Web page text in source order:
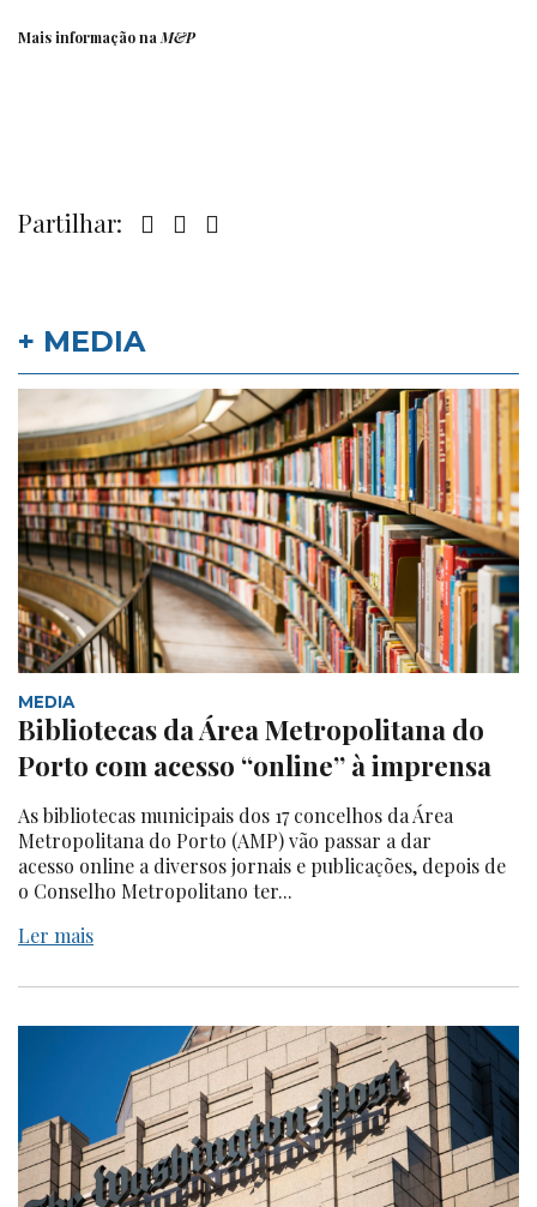
Mais informação na M&P
Partilhar:
+ MEDIA
MEDIA
Bibliotecas da Área Metropolitana do
Porto com acesso “online” à imprensa
As bibliotecas municipais dos 17 concelhos da Área
Metropolitana do Porto (AMP) vão passar a dar
acesso online a diversos jornais e publicações, depois de
o Conselho Metropolitano ter...
Ler mais